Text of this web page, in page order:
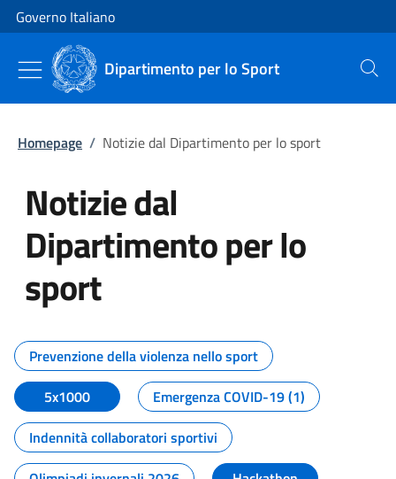
Vai al contenuto
Vai alla navigazione del sito
Governo Italiano
Dipartimento per lo Sport Cerca
Homepage / Notizie dal Dipartimento per lo sport
Notizie dal
Dipartimento per lo
sport
Tutti i contenuti della pagina
Prevenzione della violenza nello sport
5x1000
Emergenza COVID-19 (1)
Indennità collaboratori sportivi